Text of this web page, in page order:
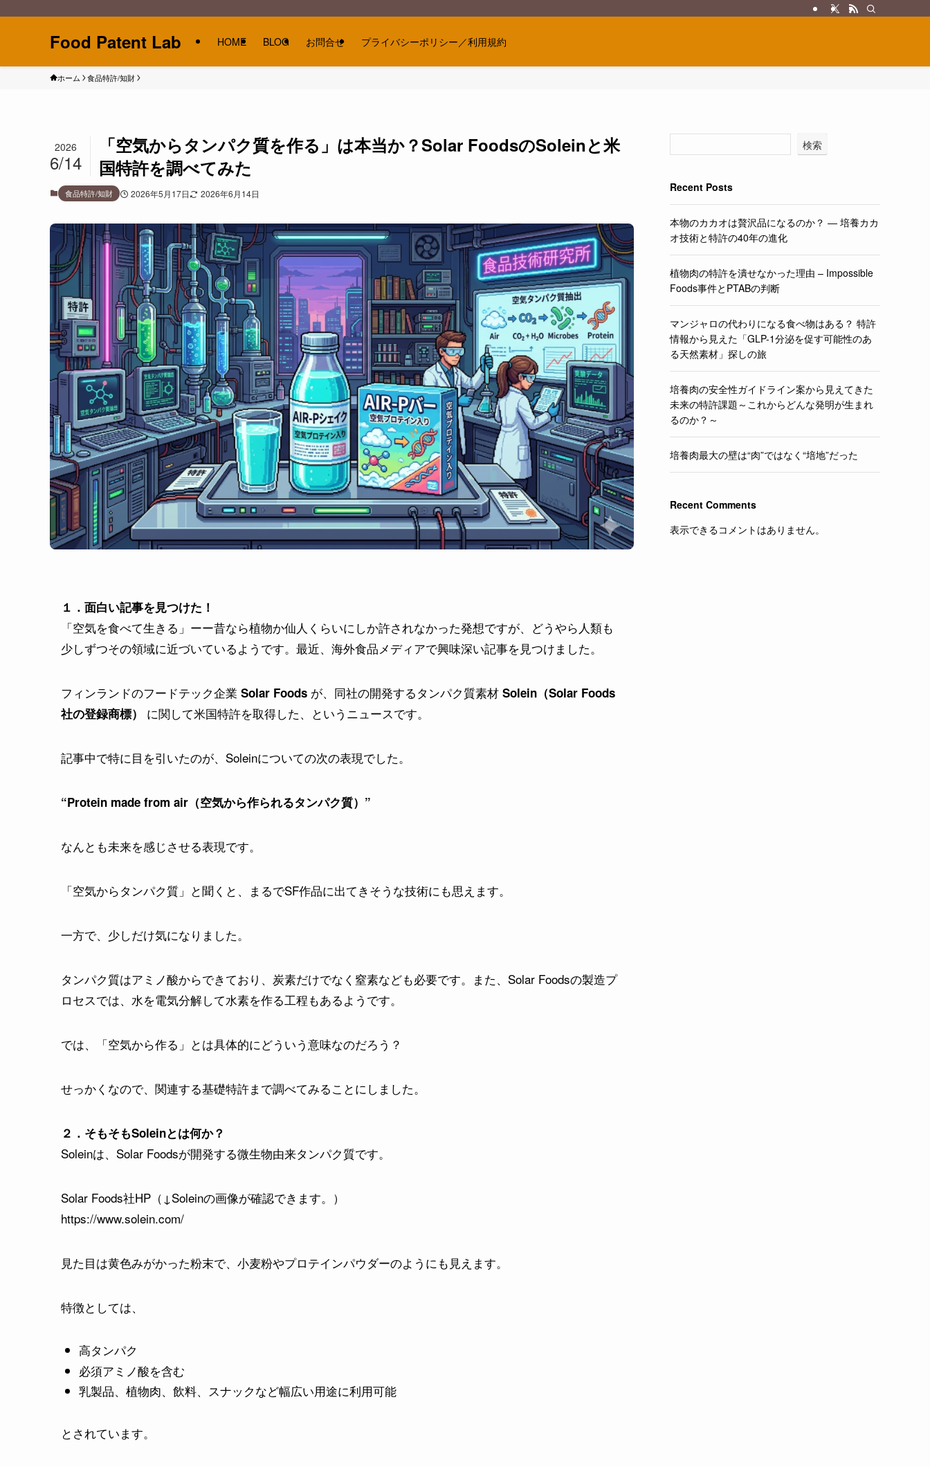
Food Patent Lab HOME BLOG お問合せ プライバシーポリシー／利用規約
ホーム 食品特許/知財
「空気からタンパク質を作る」は本当か？Solar FoodsのSoleinと米
国特許を調べてみた
2026
6/14
食品特許/知財 2026年5月17日 2026年6月14日
１．面白い記事を見つけた！
「空気を食べて生きる」ーー昔なら植物か仙人くらいにしか許されなかった発想ですが、どうやら人類も
少しずつその領域に近づいているようです。最近、海外食品メディアで興味深い記事を見つけました。
フィンランドのフードテック企業 Solar Foods が、同社の開発するタンパク質素材 Solein（Solar Foods
社の登録商標）
に関して米国特許を取得した、というニュースです。
記事中で特に目を引いたのが、Soleinについての次の表現でした。
“Protein made from air（空気から作られるタンパク質）”
なんとも未来を感じさせる表現です。
「空気からタンパク質」と聞くと、まるでSF作品に出てきそうな技術にも思えます。
一方で、少しだけ気になりました。
タンパク質はアミノ酸からできており、炭素だけでなく窒素なども必要です。また、Solar Foodsの製造プ
ロセスでは、水を電気分解して水素を作る工程もあるようです。
では、「空気から作る」とは具体的にどういう意味なのだろう？
せっかくなので、関連する基礎特許まで調べてみることにしました。
２．そもそもSoleinとは何か？
Soleinは、Solar Foodsが開発する微生物由来タンパク質です。
Solar Foods社HP（↓Soleinの画像が確認できます。）
https://www.solein.com/
見た目は黄色みがかった粉末で、小麦粉やプロテインパウダーのようにも見えます。
特徴としては、
高タンパク
必須アミノ酸を含む
乳製品、植物肉、飲料、スナックなど幅広い用途に利用可能
とされています。
検索
Recent Posts
本物のカカオは贅沢品になるのか？ ― 培養カカ
オ技術と特許の40年の進化
植物肉の特許を潰せなかった理由 – Impossible
Foods事件とPTABの判断
マンジャロの代わりになる食べ物はある？ 特許
情報から見えた「GLP-1分泌を促す可能性のあ
る天然素材」探しの旅
培養肉の安全性ガイドライン案から見えてきた
未来の特許課題～これからどんな発明が生まれ
るのか？～
培養肉最大の壁は“肉”ではなく“培地”だった
Recent Comments
表示できるコメントはありません。